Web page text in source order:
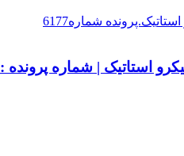
استاتیک | شماره پرونده : 6177